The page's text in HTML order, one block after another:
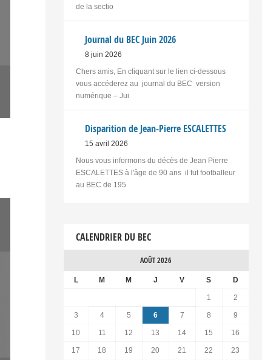
de la sectio
Journal du BEC Juin 2026
8 juin 2026
Chers amis, En cliquant sur le lien ci-dessous
vous accéderez au journal du BEC version
numérique – Jui
Disparition de Jean-Pierre ESCALETTES
15 avril 2026
Nous vous informons du décès de Jean Pierre
ESCALETTES à l'âge de 90 ans il fut footballeur
au BEC de 195
CALENDRIER DU BEC
AOÛT 2026
L M M J V S D
1 2
3 4 5 6 7 8 9
10 11 12 13 14 15 16
17 18 19 20 21 22 23